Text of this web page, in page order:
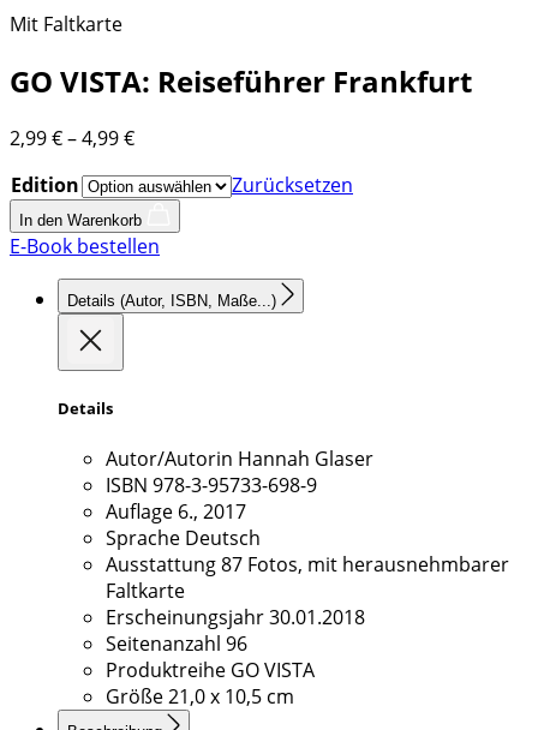
Mit Faltkarte
GO VISTA: Reiseführer Frankfurt
2,99€–4,99€Preisspanne:
bis
4,99 €
Edition Zurücksetzen
In den Warenkorb
E-Book bestellen
Details (Autor, ISBN, Maße...)
Details
Autor/Autorin Hannah Glaser
ISBN 978-3-95733-698-9
Auflage 6., 2017
Sprache Deutsch
Ausstattung87 Fotos, mit herausnehmbarer
Faltkarte
Erscheinungsjahr30.01.2018
Seitenanzahl 96
Produktreihe GO VISTA
Größe21,0 x 10,5 cm